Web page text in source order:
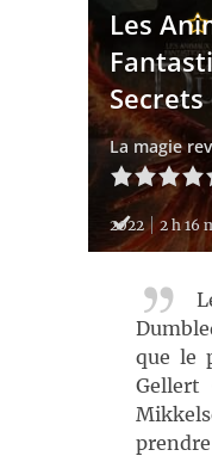
Les
La magie
2022 2 h 16
que le
Gellert